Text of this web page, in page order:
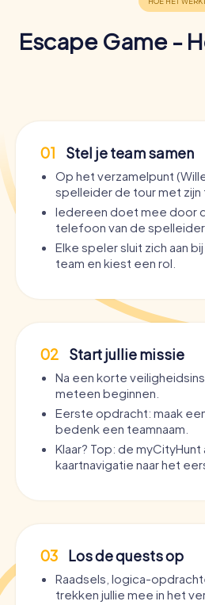
Escape Game -
01 Stel je team samen
Op het verzamelpunt
spelleider de tour met zijn
Iedereen doet mee door
telefoon van de spelleider
Elke speler sluit zich aan
team en kiest een rol.
02 Start jullie missie
Na een korte
meteen beginnen.
Eerste opdracht: maak
bedenk een teamnaam.
Klaar? Top: de
kaartnavigatie naar het
03 Los de quests op
Raadsels, logica-
trekken jullie mee in het